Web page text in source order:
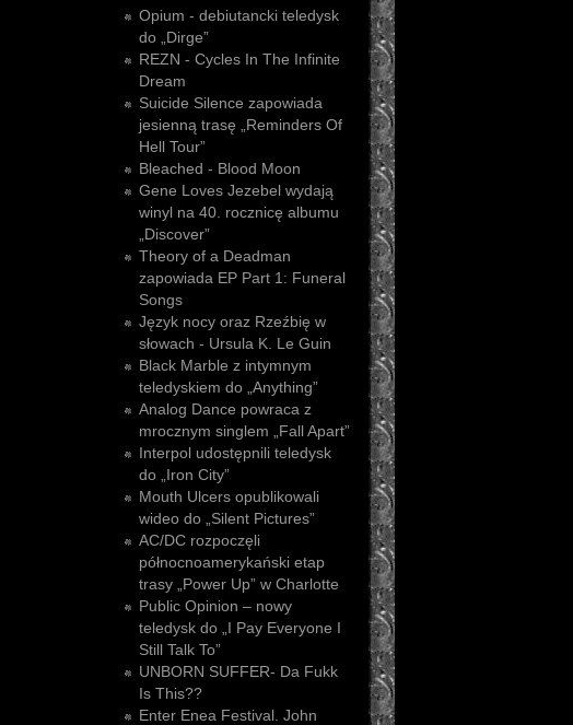
Opium - debiutancki teledysk
do „Dirge”
REZN - Cycles In The Infinite
Dream
Suicide Silence zapowiada
jesienną trasę „Reminders Of
Hell Tour”
Bleached - Blood Moon
Gene Loves Jezebel wydają
winyl na 40. rocznicę albumu
„Discover”
Theory of a Deadman
zapowiada EP Part 1: Funeral
Songs
Język nocy oraz Rzeźbię w
słowach - Ursula K. Le Guin
Black Marble z intymnym
teledyskiem do „Anything”
Analog Dance powraca z
mrocznym singlem „Fall Apart”
Interpol udostępnili teledysk
do „Iron City”
Mouth Ulcers opublikowali
wideo do „Silent Pictures”
AC/DC rozpoczęli
północnoamerykański etap
trasy „Power Up” w Charlotte
Public Opinion – nowy
teledysk do „I Pay Everyone I
Still Talk To”
UNBORN SUFFER- Da Fukk
Is This??
Enter Enea Festival. John